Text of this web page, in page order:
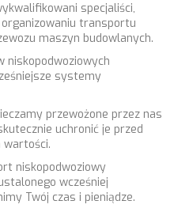
specjaliści,
transportu
maszyn budowlanych.
niskopodwoziowych
systemy
przewożone przez nas
uchronić je przed
wartości.
niskopodwoziowy
wcześniej
Twój czas i pieniądze.